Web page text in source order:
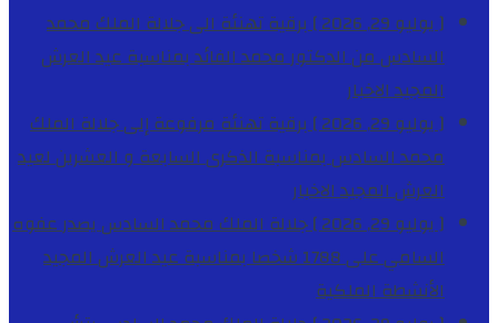
[ يوليو 29, 2026 ]
برقية تهنئة الى جلالة الملك محمد
السادس من الدكتور محمد الفائد بمناسبة عيد العرش
المجيدالاخبار
[ يوليو 29, 2026 ]
برقية تهنئة مرفوعة إلى جلالة الملك
محمد السادس بمناسبة الذكرى السابعة و العشرين لعيد
العرش المجيدالاخبار
[ يوليو 29, 2026 ]
جلالة الملك محمد السادس يصدر عفوه
السامي على 1788 شخصا بمناسبة عيد العرش المجيد
الأنشطة الملكية